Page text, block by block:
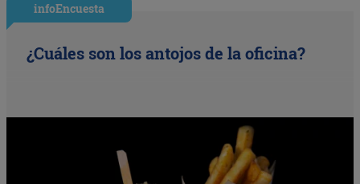
infoEncuesta
¿Cuáles son los antojos de la oficina?